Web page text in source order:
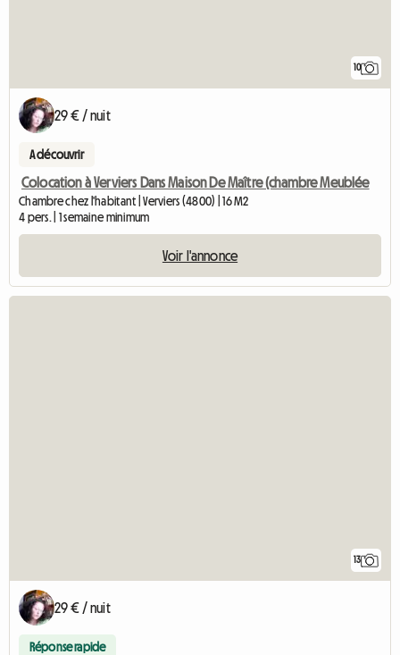
10
29 € / nuit
A découvrir
Colocation à Verviers Dans Maison De Maître (chambre Meublée
Chambre chez l'habitant | Verviers (4800) | 16 M2
4 pers. | 1 semaine minimum
Voir l'annonce
13
29 € / nuit
Réponse rapide